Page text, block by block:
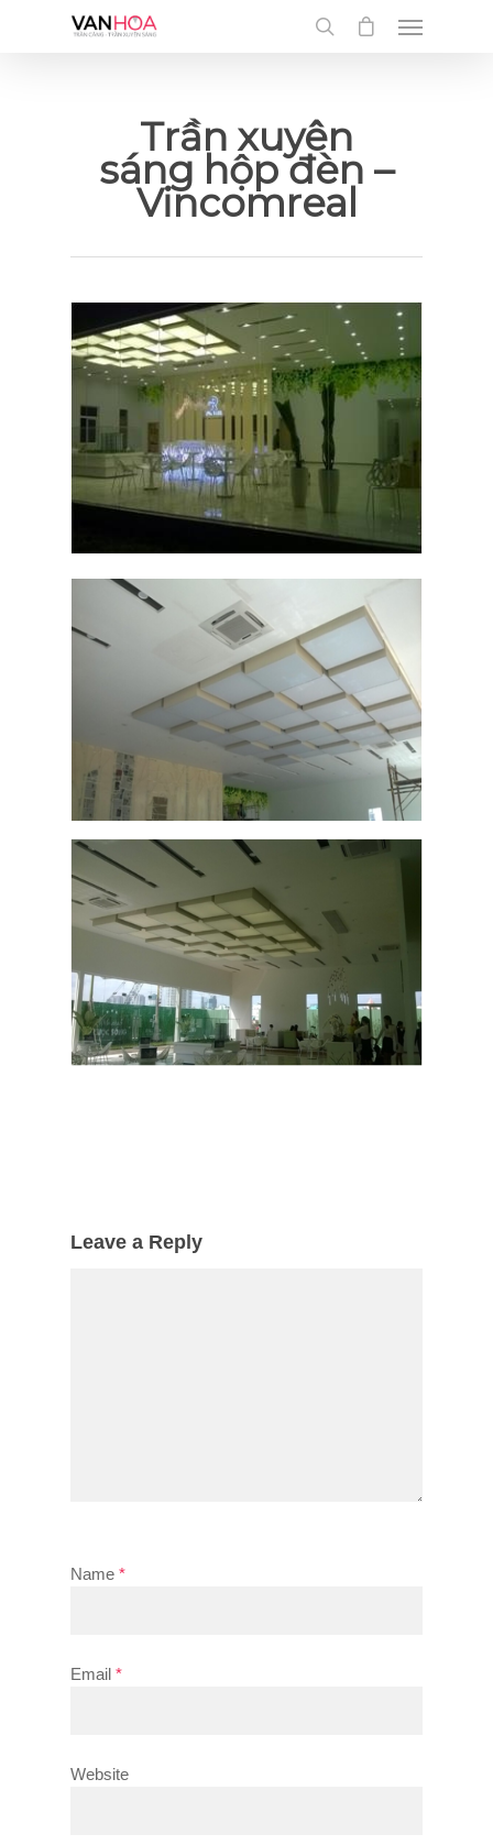
UA-126034232-1
Trần xuyên
sáng hộp đèn –
Vincomreal
Leave a Reply
Name *
Email *
Website